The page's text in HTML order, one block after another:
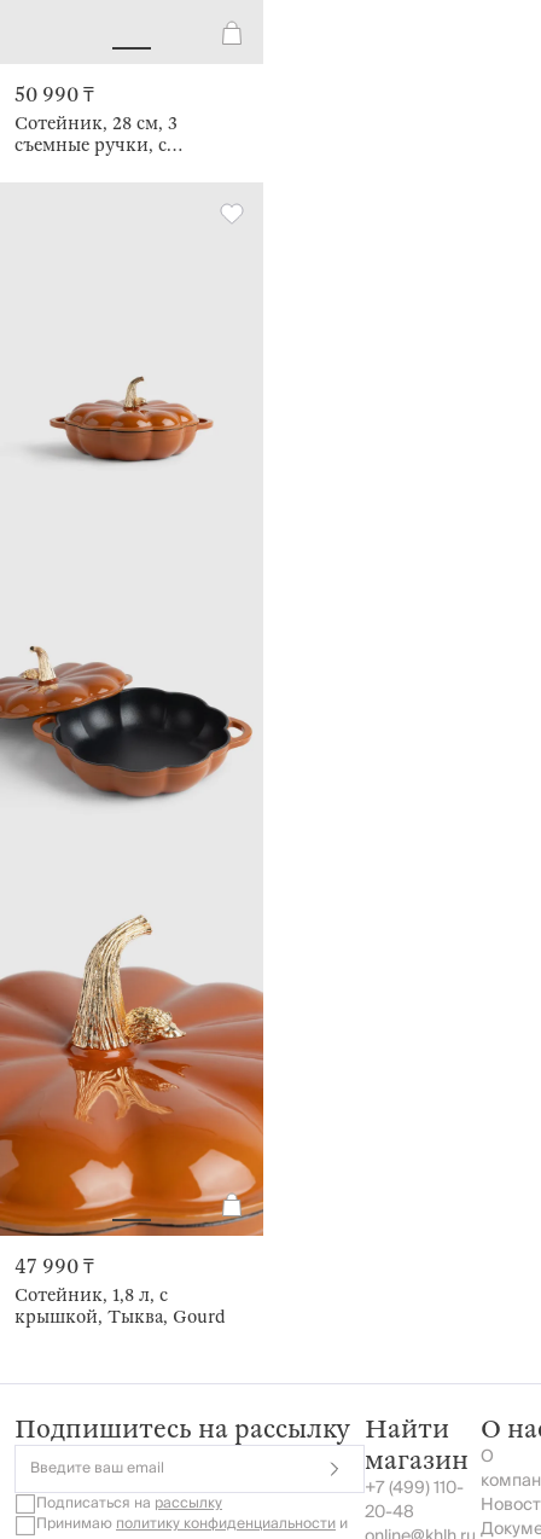
50 990 ₸
Сотейник, 28 см, 3
съемные ручки, с
47 990 ₸
Сотейник, 1,8 л, с
крышкой, Тыква, Gourd
Подпишитесь на рассылку
Введите ваш email
Подписаться на рассылку
Принимаюполитику конфиденциальностии
Найти
магазин
+7 (499) 110-
20-48
О
О